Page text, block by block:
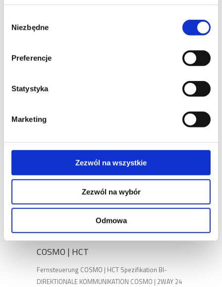
zgody
Niezbędne
Preferencje
Statystyka
Marketing
Zezwól na wszystkie
Zezwól na wybór
Odmowa
KANALE BERÜHRUNGSKONTROLLE VIBRATION
MODULATION 868 MHz 2 x R03 / AAA 1,5 V
Fernbedienung, die in bidirektionaler COSMO | 2WAY
die Kombination von innovativer Steuerung,
COSMO | HM
COSMO | HCT
Fernsteuerung COSMO | HCT Spezifikation BI-
DIREKTIONALE KOMMUNIKATION COSMO | 2WAY 24